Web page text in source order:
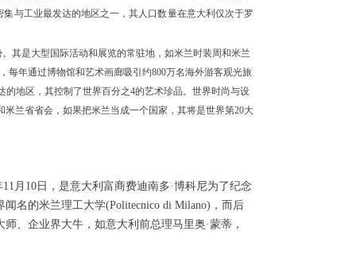
与工业最发达的地区之一，其人口数量在意大利仅次于罗
其是大型国际活动和展览的常驻地，如米兰时装周和米兰
每年通过博物馆和艺术画廊吸引约800万名海外游客观光旅
地区，其控制了世界百分之4的艺术珍品。世界时尚与设
兰省省会，如果把米兰当成一个国家，其将是世界第20大
月10日，是意大利富商费迪南多·博科尼为了纪念
名的米兰理工大学(Politecnico di Milano)，而后
、企业界大牛，如意大利前总理马里奥·蒙蒂，